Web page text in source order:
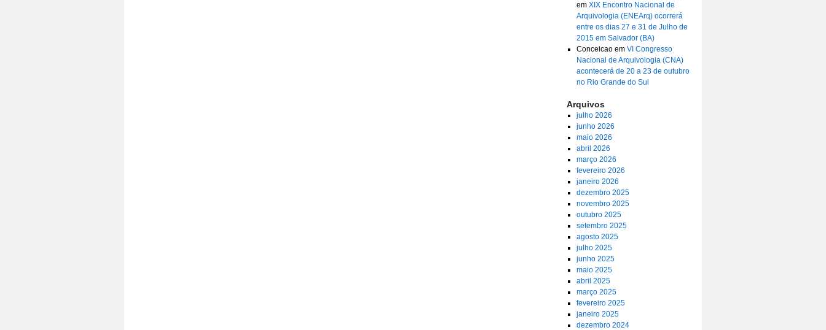
em XIX Encontro Nacional de
Arquivologia (ENEArq) ocorrerá
entre os dias 27 e 31 de Julho de
2015 em Salvador (BA)
Conceicaoem VI Congresso
Nacional de Arquivologia (CNA)
acontecerá de 20 a 23 de outubro
no Rio Grande do Sul
Arquivos
julho 2026
junho 2026
maio 2026
abril 2026
março 2026
fevereiro 2026
janeiro 2026
dezembro 2025
novembro 2025
outubro 2025
setembro 2025
agosto 2025
julho 2025
junho 2025
maio 2025
abril 2025
março 2025
fevereiro 2025
janeiro 2025
dezembro 2024